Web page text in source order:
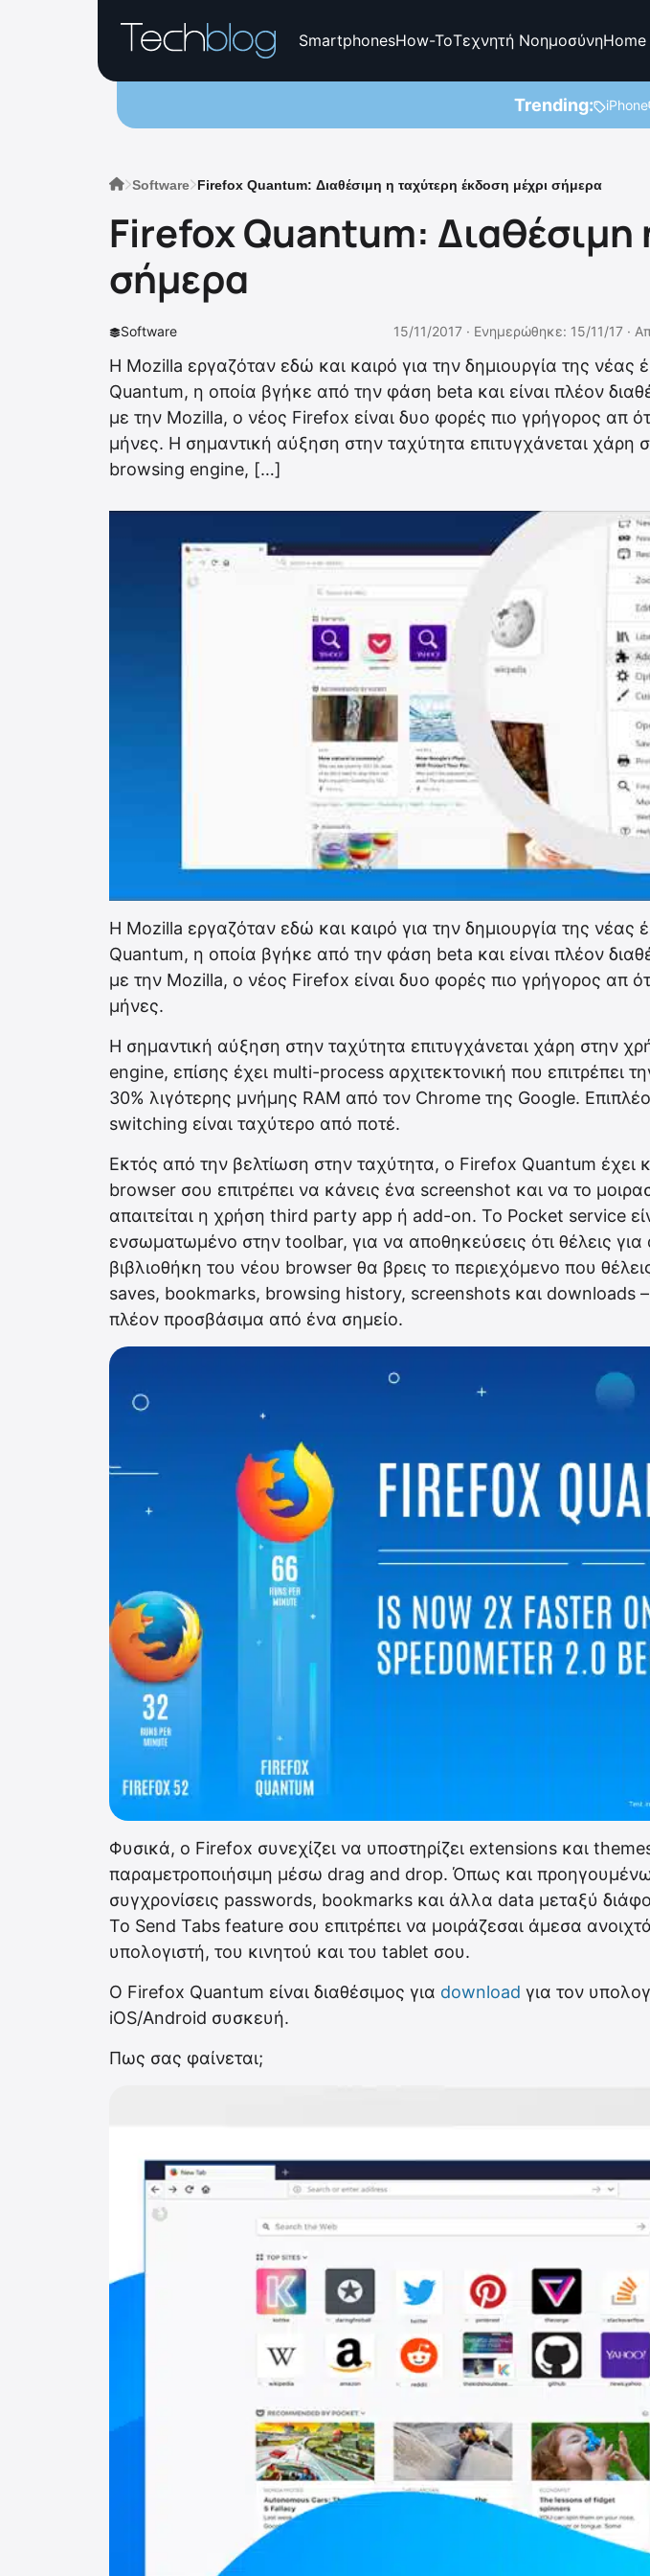
SmartphonesHow-ToΤεχνητή ΝοημοσύνηHome
Trending: iPhone
Software Firefox Quantum: Διαθέσιμη η ταχύτερη έκδοση μέχρι σήμερα
Firefox Quantum: Διαθέσιμη
σήμερα
Software 15/11/2017 · Ενημερώθηκε: 15/11/17 ·
Η Mozilla εργαζόταν εδώ και καιρό για την δημιουργία της νέας
Quantum, η οποία βγήκε από την φάση beta και είναι πλέον
με την Mozilla, ο νέος Firefox είναι δυο φορές πιο γρήγορος απ
μήνες. Η σημαντική αύξηση στην ταχύτητα επιτυγχάνεται χάρη
browsing engine, […]
Η Mozilla εργαζόταν εδώ και καιρό για την δημιουργία της νέας
Quantum, η οποία βγήκε από την φάση beta και είναι πλέον
με την Mozilla, ο νέος Firefox είναι δυο φορές πιο γρήγορος απ
μήνες.
Η σημαντική αύξηση στην ταχύτητα επιτυγχάνεται χάρη στην
engine, επίσης έχει multi-process αρχιτεκτονική που επιτρέπει
30% λιγότερης μνήμης RAM από τον Chrome της Google.
switching είναι ταχύτερο από ποτέ.
Εκτός από την βελτίωση στην ταχύτητα, ο Firefox Quantum έχει
browser σου επιτρέπει να κάνεις ένα screenshot και να το
απαιτείται η χρήση third party app ή add-on. Το Pocket service
ενσωματωμένο στην toolbar, για να αποθηκεύσεις ότι θέλεις για
βιβλιοθήκη του νέου browser θα βρεις το περιεχόμενο που
saves, bookmarks, browsing history, screenshots και downloads –
πλέον προσβάσιμα από ένα σημείο.
Φυσικά, ο Firefox συνεχίζει να υποστηρίζει extensions και
παραμετροποιήσιμη μέσω drag and drop. Όπως και
συγχρονίσεις passwords, bookmarks και άλλα data μεταξύ
Το Send Tabs feature σου επιτρέπει να μοιράζεσαι άμεσα
υπολογιστή, του κινητού και του tablet σου.
Ο Firefox Quantum είναι διαθέσιμος για download για τον
iOS/Android συσκευή.
Πως σας φαίνεται;